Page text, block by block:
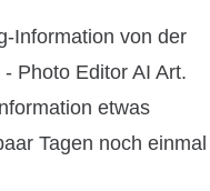
Information von der
Photo Editor AI Art.
etwas
Tagen noch einmal